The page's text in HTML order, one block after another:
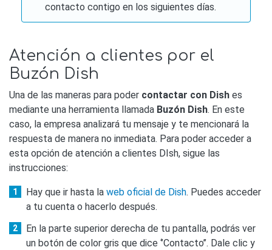
contacto contigo en los siguientes días.
Atención a clientes por el
Buzón Dish
Una de las maneras para poder contactar con Dish es
mediante una herramienta llamada Buzón Dish. En este
caso, la empresa analizará tu mensaje y te mencionará la
respuesta de manera no inmediata. Para poder acceder a
esta opción de atención a clientes DIsh, sigue las
instrucciones:
Hay que ir hasta la web oficial de Dish. Puedes acceder
a tu cuenta o hacerlo después.
En la parte superior derecha de tu pantalla, podrás ver
un botón de color gris que dice ‘’Contacto’’. Dale clic y